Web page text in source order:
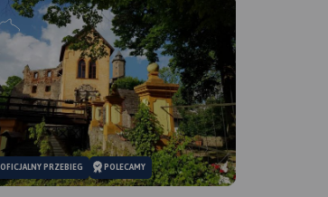
OFICJALNY PRZEBIEG POLECAMY